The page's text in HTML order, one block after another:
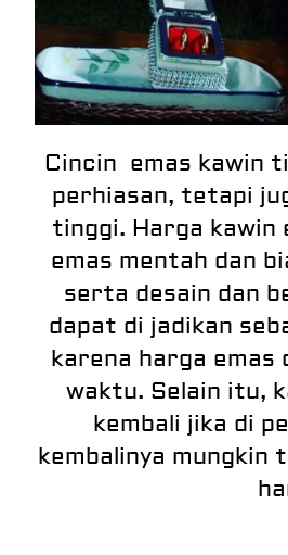
Cincin emas kawin
perhiasan, tetapi
tinggi. Harga kawin
emas mentah dan
serta desain dan
dapat di jadikan
karena harga emas
waktu. Selain itu,
kembali jika di
kembalinya mungkin